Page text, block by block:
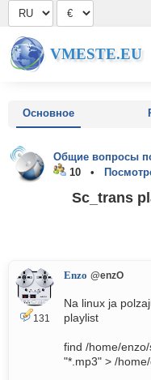
VMESTE.EU
Основное
Общие вопросы
10 •
Sc_trans
131
Enzo @enzO
Na linux ja
playlist
find /home/
"*.mp3" > /